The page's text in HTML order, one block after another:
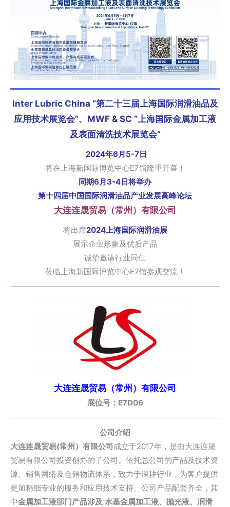
Inter Lubric China “第二十三届上海国际润滑油品及
应用技术展览会”、 MWF & SC “上海国际金属加工液
及表面清洗技术展览会”
2024年6月5-7日
将在上海新国际博览中心E7馆隆重开幕！
同期6月3-4日将举办
第十四届中国国际润滑油品产业发展高峰论坛
大连连晟贸易（常州）有限公司
将出席2024上海国际润滑油展
展示企业形象及优质产品
诚挚邀请行业同仁
莅临上海新国际博览中心E7馆参观交流！
大连连晟贸易（常州）有限公司
展位号：E7D06
公司介绍
大连连晟贸易(常州）有限公司 成立于2017年，是由大连连晟
贸易有限公司投资创办的子公司。依托总公司的产品及技术资
源、销售网络及仓储物流体系，致力于深耕行业，为客户提供
更加精细专业的服务和应用技术支持。公司产品配套齐全，其
中金属加工液部门产品涉及:水基金属加工液、抛光液、润滑